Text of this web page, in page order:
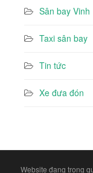
Sân bay Vinh
Taxi sân bay
Tin tức
Xe đưa đón
Website đang trong